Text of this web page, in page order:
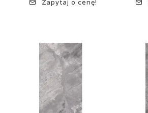
Zapytaj o cenę!